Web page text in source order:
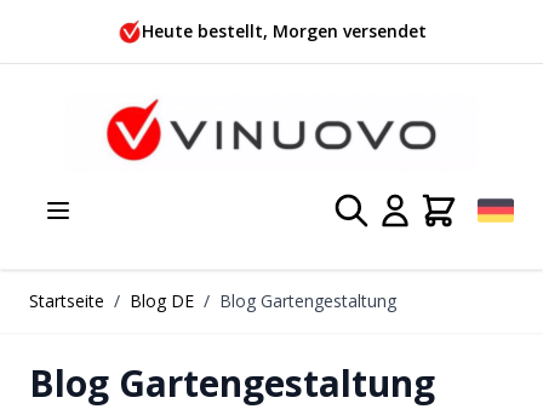
Zum Inhalt springen
Heute bestellt, Morgen versendet
Startseite / Blog DE / Blog Gartengestaltung
Blog Gartengestaltung